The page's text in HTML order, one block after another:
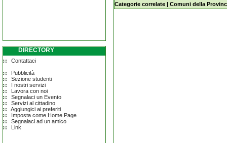
DIRECTORY
Contattaci
Pubblicità
Sezione studenti
I nostri servizi
Lavora con noi
Segnalaci un Evento
Servizi al cittadino
Aggiungici ai preferiti
Imposta come Home Page
Segnalaci ad un amico
Link
Categorie correlate | Comuni della